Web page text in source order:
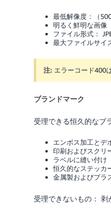
最低解像度：（
明るく鮮明な画像
ファイル形式：
最大ファイルサイ
注: エラーコード400
ブランドマーク
受理できる恒久的なブ
エンボス加工とデ
印刷およびスクリ
ラベルに縫い付け
恒久的なステッカ
金属製およびプラ
受理できないもの： 剥